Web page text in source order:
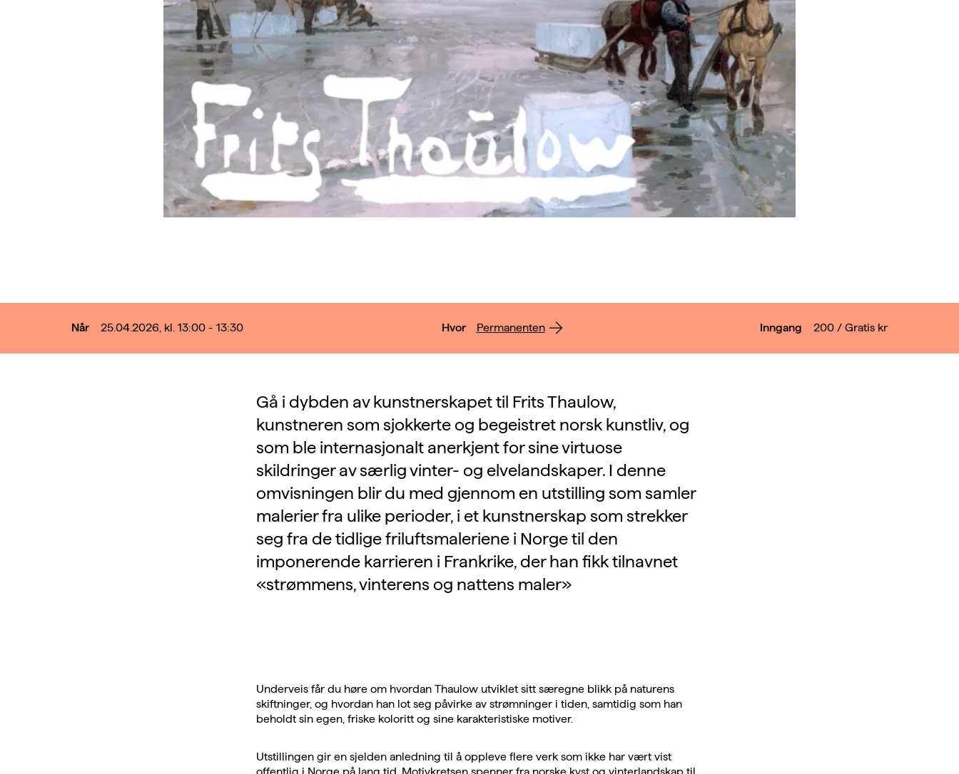
Når 25.04.2026, kl. 13:00 - 13:30 Hvor Permanenten Inngang 200 / Gratis kr
Gå i dybden av kunstnerskapet til Frits Thaulow,
kunstneren som sjokkerte og begeistret norsk kunstliv, og
som ble internasjonalt anerkjent for sine virtuose
skildringer av særlig vinter- og elvelandskaper. I denne
omvisningen blir du med gjennom en utstilling som samler
malerier fra ulike perioder, i et kunstnerskap som strekker
seg fra de tidlige friluftsmaleriene i Norge til den
imponerende karrieren i Frankrike, der han fikk tilnavnet
«strømmens, vinterens og nattens maler»
Underveis får du høre om hvordan Thaulow utviklet sitt særegne blikk på naturens
skiftninger, og hvordan han lot seg påvirke av strømninger i tiden, samtidig som han
beholdt sin egen, friske koloritt og sine karakteristiske motiver.
Utstillingen gir en sjelden anledning til å oppleve flere verk som ikke har vært vist
offentlig i Norge på lang tid. Motivkretsen spenner fra norske kyst og vinterlandskap til